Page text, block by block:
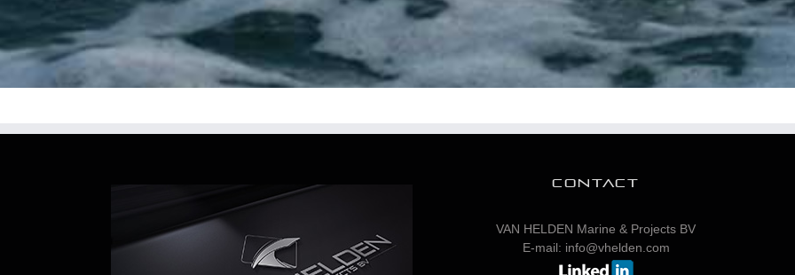
CONTACT
VAN HELDEN Marine & Projects BV
E-mail: info@vhelden.com